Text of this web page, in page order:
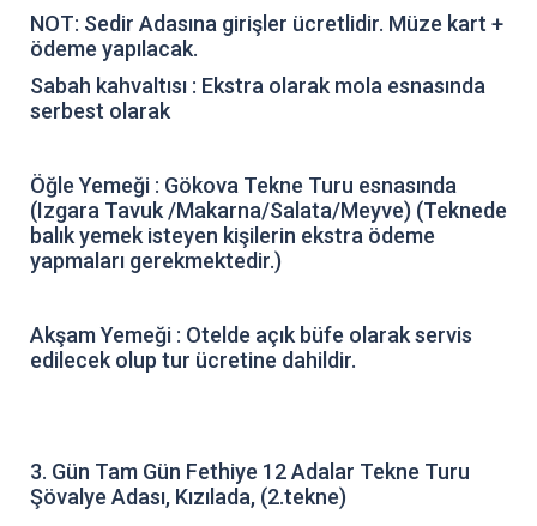
NOT: Sedir Adasına girişler ücretlidir. Müze kart +
ödeme yapılacak.
Sabah kahvaltısı : Ekstra olarak mola esnasında
serbest olarak
Öğle Yemeği : Gökova Tekne Turu esnasında
(Izgara Tavuk /Makarna/Salata/Meyve) (Teknede
balık yemek isteyen kişilerin ekstra ödeme
yapmaları gerekmektedir.)
Akşam Yemeği : Otelde açık büfe olarak servis
edilecek olup tur ücretine dahildir.
3. Gün Tam Gün Fethiye 12 Adalar Tekne Turu
Şövalye Adası, Kızılada, (2.tekne)